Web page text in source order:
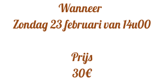
Wanneer
Zondag 23 februari van 14u00
Prijs
30€